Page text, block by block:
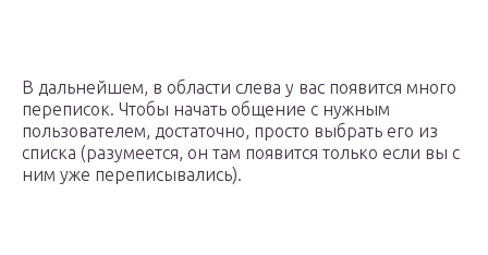
В дальнейшем, в области слева у вас появится много
переписок. Чтобы начать общение с нужным
пользователем, достаточно, просто выбрать его из
списка (разумеется, он там появится только если вы с
ним уже переписывались).